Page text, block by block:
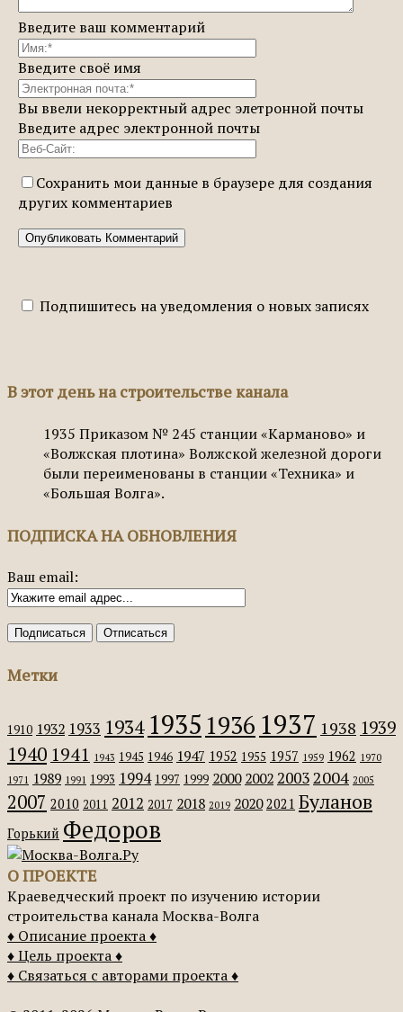
Введите ваш комментарий
Введите своё имя
Вы ввели некорректный адрес элетронной почты
Введите адрес электронной почты
Сохранить мои данные в браузере для создания
других комментариев
Подпишитесь на уведомления о новых записях
В этот день на строительстве канала
1935 Приказом № 245 станции «Карманово» и
«Волжская плотина» Волжской железной дороги
были переименованы в станции «Техника» и
«Большая Волга».
ПОДПИСКА НА ОБНОВЛЕНИЯ
Ваш email:
Метки
1910 1932 1933 1934 1935 1936 1937 1938 1939
1940 1941 1943 1945 1946 1947 1952 1955 1957 1959 1962 1970
1971 1989 1991 1993 1994 1997 1999 2000 2002 20032004 2005
2007 2010 2011 2012 2017 2018 2019 2020 2021 Буланов
Горький Федоров
О ПРОЕКТЕ
Краеведческий проект по изучению истории
строительства канала Москва-Волга
♦ Описание проекта ♦
♦ Цель проекта ♦
♦ Связаться с авторами проекта ♦